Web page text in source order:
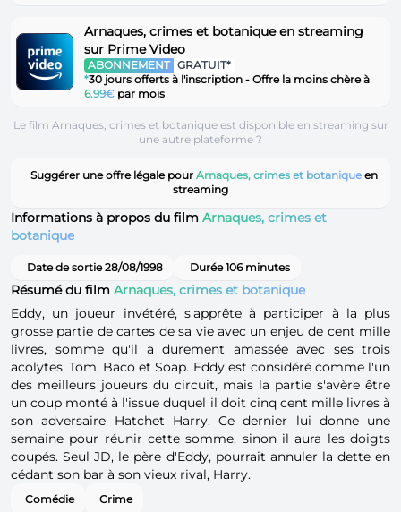
Arnaques, crimes et botanique en streaming
sur Prime Video
ABONNEMENT GRATUIT*
*30 jours offerts à l'inscription - Offre la moins chère à
6.99€ par mois
Le film Arnaques, crimes et botanique est disponible en streaming sur
une autre plateforme ?
Suggérer une offre légale pour Arnaques, crimes et botanique en
streaming
Informations à propos du film Arnaques, crimes et
botanique
Date de sortie 28/08/1998 Durée 106 minutes
Résumé du film Arnaques, crimes et botanique
Eddy, un joueur invétéré, s'apprête à participer à la plus
grosse partie de cartes de sa vie avec un enjeu de cent mille
livres, somme qu'il a durement amassée avec ses trois
acolytes, Tom, Baco et Soap. Eddy est considéré comme l'un
des meilleurs joueurs du circuit, mais la partie s'avère être
un coup monté à l'issue duquel il doit cinq cent mille livres à
son adversaire Hatchet Harry. Ce dernier lui donne une
semaine pour réunir cette somme, sinon il aura les doigts
coupés. Seul JD, le père d'Eddy, pourrait annuler la dette en
cédant son bar à son vieux rival, Harry.
Comédie Crime